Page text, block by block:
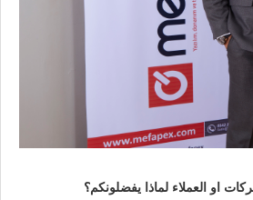
او العملاء لماذا يفضلونكم؟